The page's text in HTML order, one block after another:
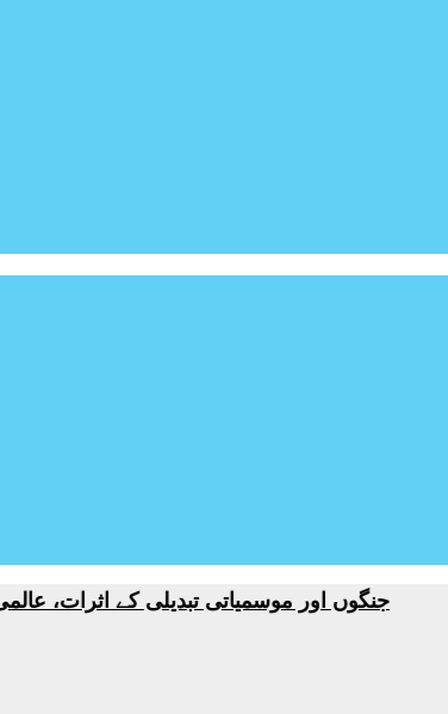
جنگوں اور موسمیاتی تبدیلی کے اثرات، عالمی